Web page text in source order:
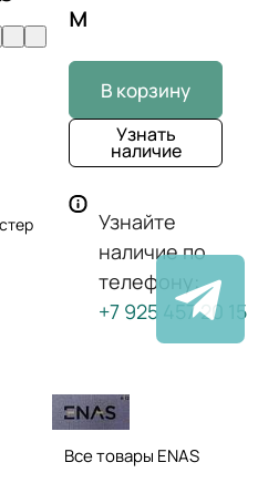
м
В корзину
Узнать
наличие
Узнайте
наличие по
телефону:
+7 925 457 20 15
Все товары ENAS